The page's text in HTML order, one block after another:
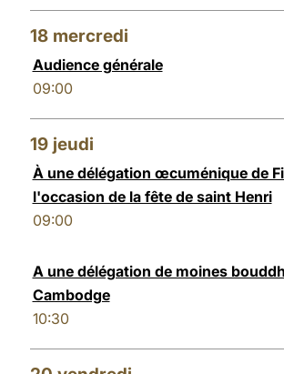
18 mercredi
Audience générale
09:00
19 jeudi
À une délégation œcuménique de
l'occasion de la fête de saint Henri
09:00
A une délégation de moines
Cambodge
10:30